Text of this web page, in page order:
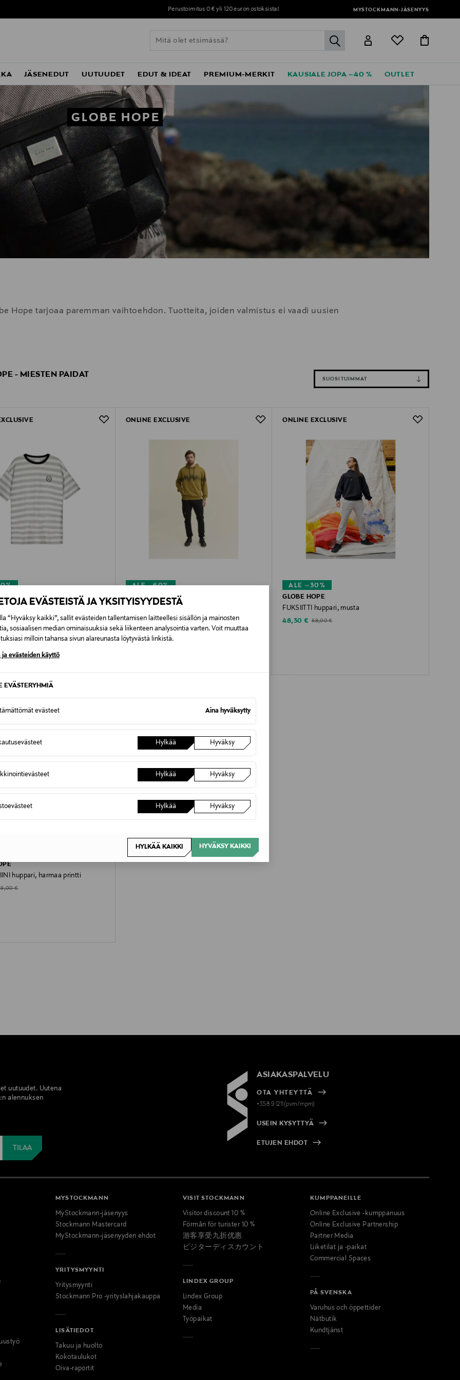
EVÄSTEISTÄ JA YKSITYISYYDESTÄ
“Hyväksy kaikki”, sallit evästeiden tallentamisen laitteellesi sisällön ja mainosten
sosiaalisen median ominaisuuksia sekä liikenteen analysointia varten. Voit muuttaa
milloin tahansa sivun alareunasta löytyvästä linkistä.
ja evästeiden käyttö
EVÄSTERYHMIÄ
evästeet Aina hyväksytty
Hylkää Hyväksy
Hylkää Hyväksy
Hylkää Hyväksy
HYLKÄÄ KAIKKI HYVÄKSY KAIKKI
Perustoimitus 0 € yli 120 euron ostoksista! MYSTOCKMANN-JÄSENYYS
label.header.go
JÄSENEDUT UUTUUDET EDUT & IDEAT PREMIUM-MERKIT KAUSIALE JOPA –40 % OUTLET
GLOBE HOPE
Hope tarjoaa paremman vaihtoehdon. Tuotteita, joiden valmistus ei vaadi uusien
- MIESTEN PAIDAT SUOSITUIMMAT
PricePrice
€
ALE –60%
ONLINE EXCLUSIVE
GLOBE HOPE
Discounted Price
27,60 € Original Price
69,00 €
ALE –30%
ONLINE EXCLUSIVE
GLOBE HOPE
FUKSIITTI huppari, musta
Discounted Price
48,30 € Original Price
69,00 €
huppari, harmaa printti
PricePrice
€
uutuudet. Uutena
alennuksen
ASIAKASPALVELU
OTA YHTEYTTÄ
+358 9 1211(pvm/mpm)
USEIN KYSYTTYÄ
ETUJEN EHDOT
MYSTOCKMANN
MyStockmann-jäsenyys
Stockmann Mastercard
MyStockmann-jäsenyyden ehdot
YRITYSMYYNTI
Yritysmyynti
Stockmann Pro -yrityslahjakauppa
LISÄTIEDOT
Takuu ja huolto
Kokotaulukot
Oiva-raportit
VISIT STOCKMANN
Visitor discount 10 %
Förmån för turister 10 %
游客享受九折优惠
ビジターディスカウント
LINDEX GROUP
Lindex Group
Media
Työpaikat
KUMPPANEILLE
Online Exclusive -kumppanuus
Online Exclusive Partnership
Partner Media
Liiketilat ja -paikat
Commercial Spaces
PÅ SVENSKA
Varuhus och öppettider
Nätbutik
Kundtjänst